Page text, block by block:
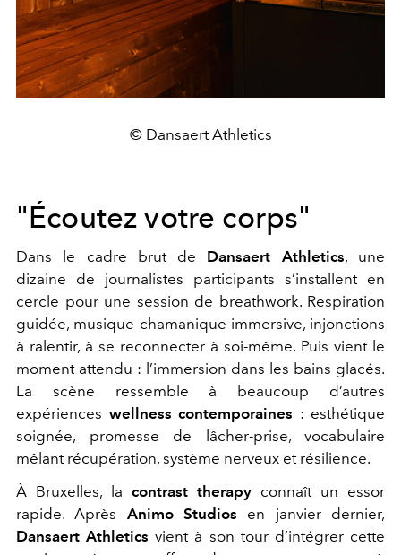
© Dansaert Athletics
"Écoutez votre corps"
Dans le cadre brut de Dansaert Athletics, une
dizaine de journalistes participants s’installent en
cercle pour une session de breathwork. Respiration
guidée, musique chamanique immersive, injonctions
à ralentir, à se reconnecter à soi-même. Puis vient le
moment attendu : l’immersion dans les bains glacés.
La scène ressemble à beaucoup d’autres
expériences wellness contemporaines : esthétique
soignée, promesse de lâcher-prise, vocabulaire
mêlant récupération, système nerveux et résilience.
À Bruxelles, la contrast therapy connaît un essor
rapide. Après Animo Studios en janvier dernier,
Dansaert Athletics vient à son tour d’intégrer cette